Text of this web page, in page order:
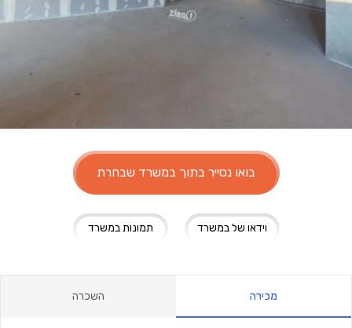
בואו נסייר בתוך במשרד שבחרת
תמונות במשרד וידאו של במשרד
מכירה השכרה